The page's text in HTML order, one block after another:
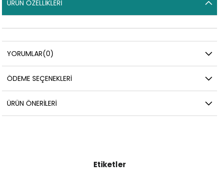
ÜRÜN ÖZELLIKLERI
YORUMLAR(0)
ÖDEME SEÇENEKLERI
ÜRÜN ÖNERILERI
Etiketler